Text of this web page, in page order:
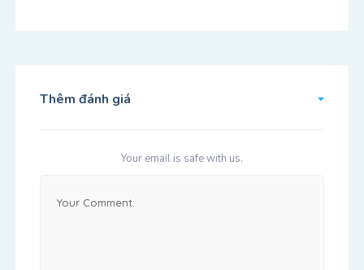
Thêm đánh giá
Your email is safe with us.